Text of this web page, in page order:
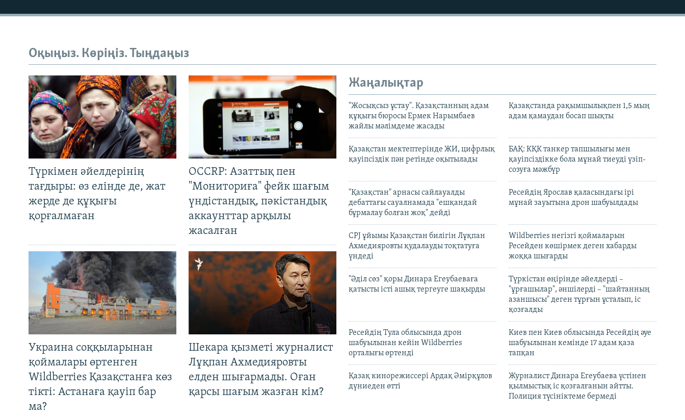
720p
Оқыңыз. Көріңіз. Тыңдаңыз
Түркімен әйелдерінің
тағдыры: өз елінде де, жат
жерде де құқығы
қорғалмаған
OCCRP: Азаттық пен
"Мониториға" фейк шағым
үндістандық, пәкістандық
аккаунттар арқылы
жасалған
Украина соққыларынан
қоймалары өртенген
Wildberries Қазақстанға көз
тікті: Астанаға қауіп бар
ма?
Шекара қызметі журналист
Лұқпан Ахмедияровты
елден шығармады. Оған
қарсы шағым жазған кім?
Жаңалықтар
"Жосықсыз ұстау". Қазақстанның адам
құқығы бюросы Ермек Нарымбаев
жайлы мәлімдеме жасады
Қазақстанда рақымшылықпен 1,5 мың
адам қамаудан босап шықты
Қазақстан мектептерінде ЖИ, цифрлық
қауіпсіздік пән ретінде оқытылады
БАҚ: КҚК танкер тапшылығы мен
қауіпсіздікке бола мұнай тиеуді үзіп-
созуға мәжбүр
"Қазақстан" арнасы сайлауалды
дебаттағы сауалнамада "ешқандай
бұрмалау болған жоқ" дейді
Ресейдің Ярослав қаласындағы ірі
мұнай зауытына дрон шабуылдады
CPJ ұйымы Қазақстан билігін Лұқпан
Ахмедияровты қудалауды тоқтатуға
үндеді
Wildberries негізгі қоймаларын
Ресейден көшірмек деген хабарды
жоққа шығарды
"Әділ сөз" қоры Динара Егеубаеваға
қатысты істі ашық тергеуге шақырды
Түркістан өңірінде әйелдерді –
"ұрғашылар", әншілерді – "шайтанның
азаншысы" деген тұрғын ұсталып, іс
қозғалды
Ресейдің Тула облысында дрон
шабуылынан кейін Wildberries
орталығы өртенді
Киев пен Киев облысында Ресейдің әуе
шабуылынан кемінде 17 адам қаза
тапқан
Қазақ кинорежиссері Ардақ Әмірқұлов
дүниеден өтті
Журналист Динара Егеубаева үстінен
қылмыстық іс қозғалғанын айтты.
Полиция түсініктеме бермеді